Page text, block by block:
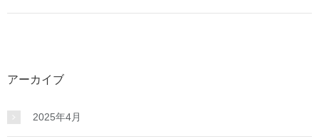
アーカイブ
2025年4月